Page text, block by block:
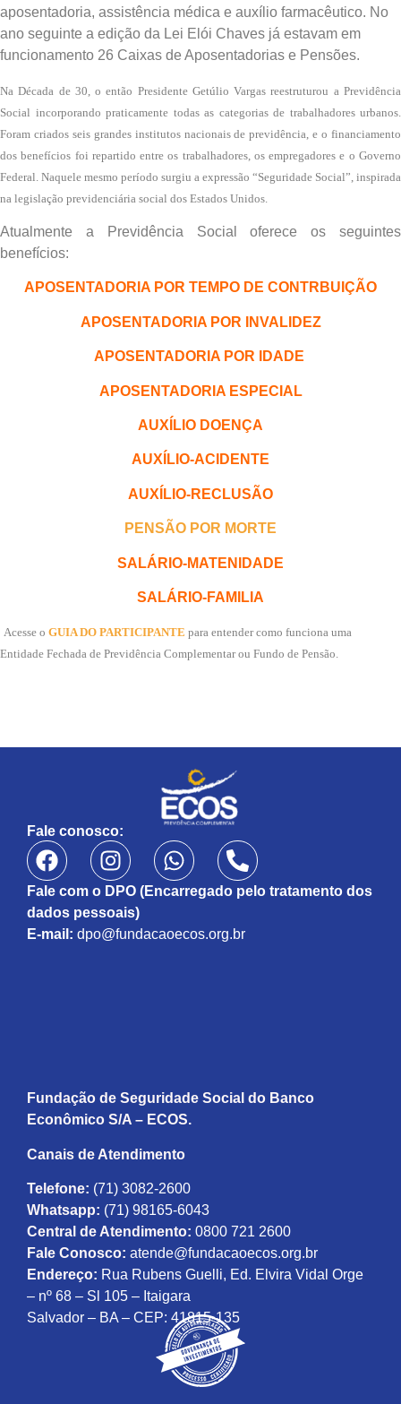
aposentadoria, assistência médica e auxílio farmacêutico. No
ano seguinte a edição da Lei Elói Chaves já estavam em
funcionamento 26 Caixas de Aposentadorias e Pensões.
Na Década de 30, o então Presidente Getúlio Vargas reestruturou a Previdência
Social incorporando praticamente todas as categorias de trabalhadores urbanos.
Foram criados seis grandes institutos nacionais de previdência, e o financiamento
dos benefícios foi repartido entre os trabalhadores, os empregadores e o Governo
Federal. Naquele mesmo período surgiu a expressão “Seguridade Social”, inspirada
na legislação previdenciária social dos Estados Unidos.
Atualmente a Previdência Social oferece os seguintes
benefícios:
APOSENTADORIA POR TEMPO DE CONTRBUIÇÃO
APOSENTADORIA POR INVALIDEZ
APOSENTADORIA POR IDADE
APOSENTADORIA ESPECIAL
AUXÍLIO DOENÇA
AUXÍLIO-ACIDENTE
AUXÍLIO-RECLUSÃO
PENSÃO POR MORTE
SALÁRIO-MATENIDADE
SALÁRIO-FAMILIA
Acesse o GUIA DO PARTICIPANTE para entender como funciona uma
Entidade Fechada de Previdência Complementar ou Fundo de Pensão.
Fale conosco:
Fale com o DPO (Encarregado pelo tratamento dos
dados pessoais)
E-mail: dpo@fundacaoecos.org.br
Fundação de Seguridade Social do Banco
Econômico S/A – ECOS.
Canais de Atendimento
Telefone: (71) 3082-2600
Whatsapp: (71) 98165-6043
Central de Atendimento: 0800 721 2600
Fale Conosco: atende@fundacaoecos.org.br
Endereço: Rua Rubens Guelli, Ed. Elvira Vidal Orge
– nº 68 – Sl 105 – Itaigara
Salvador – BA – CEP: 41815-135